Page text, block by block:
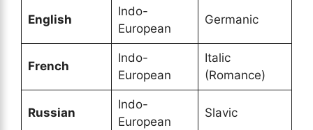
English
Indo-
European
Germanic
French
Indo-
European
Italic
(Romance)
Russian
Indo-
European
Slavic